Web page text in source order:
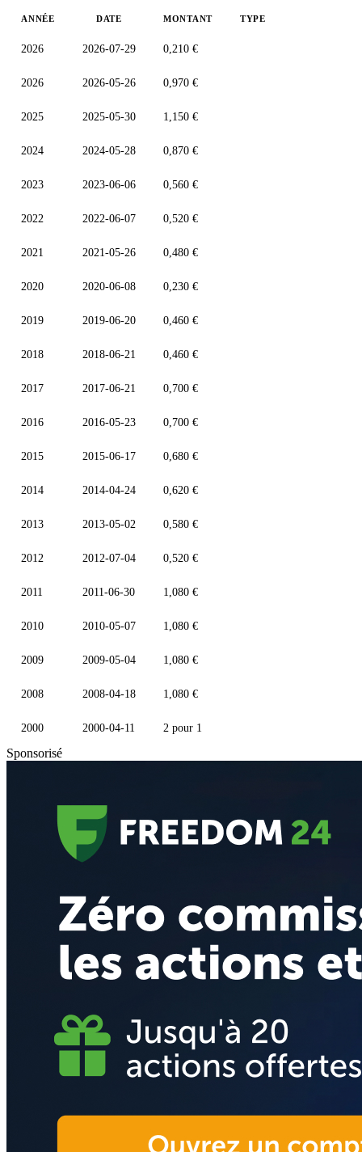
ANNÉE DATE MONTANT TYPE
2026 2026-07-29 0,210 €
2026 2026-05-26 0,970 €
2025 2025-05-30 1,150 €
2024 2024-05-28 0,870 €
2023 2023-06-06 0,560 €
2022 2022-06-07 0,520 €
2021 2021-05-26 0,480 €
2020 2020-06-08 0,230 €
2019 2019-06-20 0,460 €
2018 2018-06-21 0,460 €
2017 2017-06-21 0,700 €
2016 2016-05-23 0,700 €
2015 2015-06-17 0,680 €
2014 2014-04-24 0,620 €
2013 2013-05-02 0,580 €
2012 2012-07-04 0,520 €
2011 2011-06-30 1,080 €
2010 2010-05-07 1,080 €
2009 2009-05-04 1,080 €
2008 2008-04-18 1,080 €
2000 2000-04-11 2 pour 1
Sponsorisé